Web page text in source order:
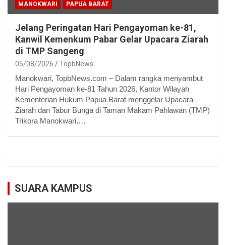
MANOKWARI PAPUA BARAT
Jelang Peringatan Hari Pengayoman ke-81,
Kanwil Kemenkum Pabar Gelar Upacara Ziarah
di TMP Sangeng
05/08/2026 TopbNews
Manokwari, TopbNews.com – Dalam rangka menyambut
Hari Pengayoman ke-81 Tahun 2026, Kantor Wilayah
Kementerian Hukum Papua Barat menggelar Upacara
Ziarah dan Tabur Bunga di Taman Makam Pahlawan (TMP)
Trikora Manokwari,…
SUARA KAMPUS